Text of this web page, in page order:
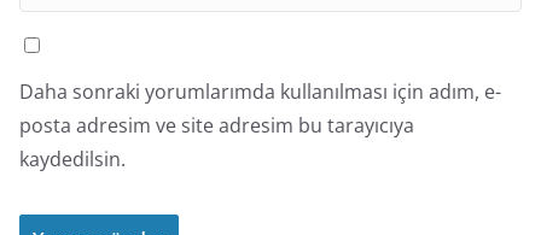
Daha sonraki yorumlarımda kullanılması için adım, e-
posta adresim ve site adresim bu tarayıcıya
kaydedilsin.